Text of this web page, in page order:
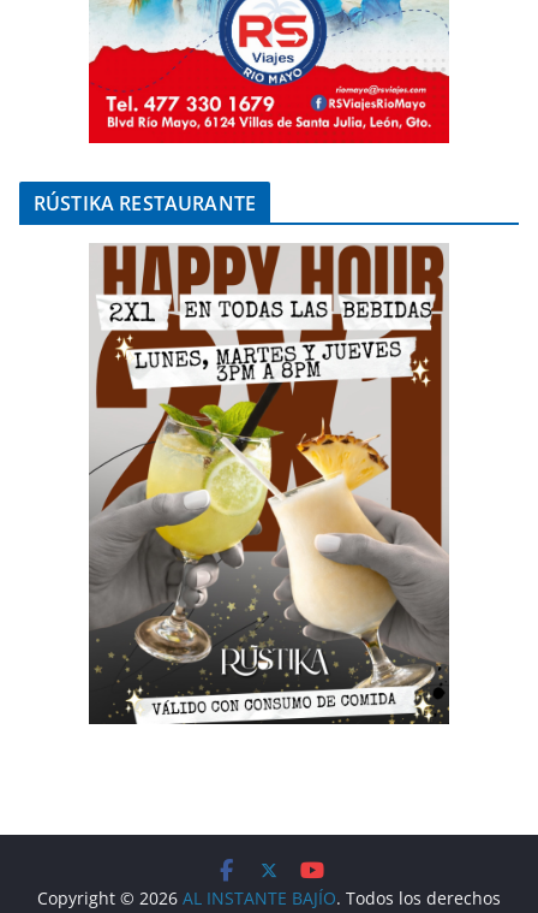
RÚSTIKA RESTAURANTE
Copyright © 2026 AL INSTANTE BAJÍO. Todos los derechos